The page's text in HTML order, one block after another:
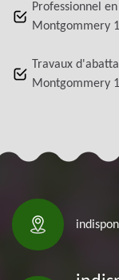
Professionnel
Montgommery
Travaux
Montgommery